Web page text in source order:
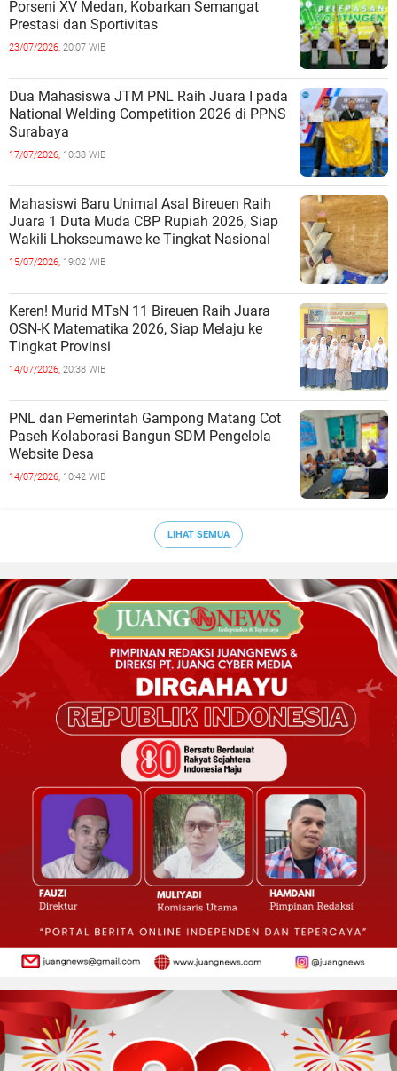
Porseni XV Medan, Kobarkan Semangat
Prestasi dan Sportivitas
23/07/2026, 20:07 WIB
Dua Mahasiswa JTM PNL Raih Juara I pada
National Welding Competition 2026 di PPNS
Surabaya
17/07/2026, 10:38 WIB
Mahasiswi Baru Unimal Asal Bireuen Raih
Juara 1 Duta Muda CBP Rupiah 2026, Siap
Wakili Lhokseumawe ke Tingkat Nasional
15/07/2026, 19:02 WIB
Keren! Murid MTsN 11 Bireuen Raih Juara
OSN-K Matematika 2026, Siap Melaju ke
Tingkat Provinsi
14/07/2026, 20:38 WIB
PNL dan Pemerintah Gampong Matang Cot
Paseh Kolaborasi Bangun SDM Pengelola
Website Desa
14/07/2026, 10:42 WIB
LIHAT SEMUA